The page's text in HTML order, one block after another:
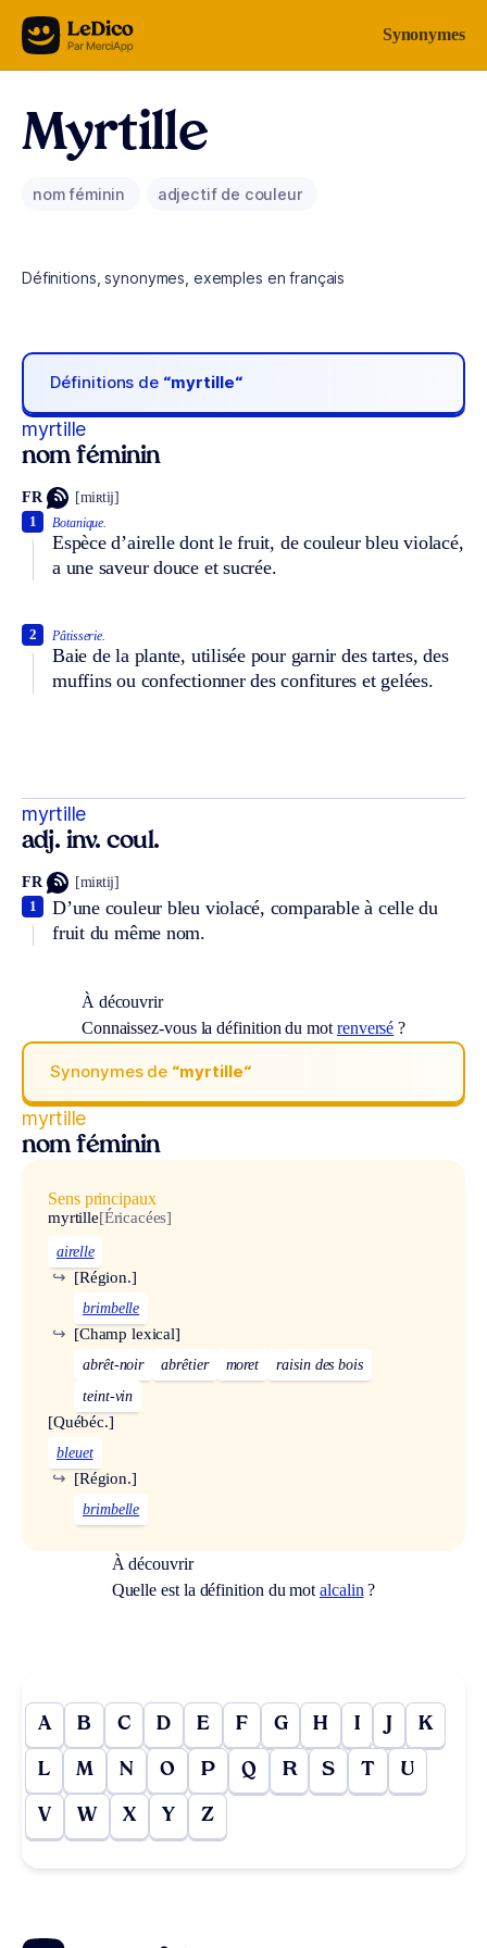
Aller au contenu Synonymes
Myrtille
nom féminin adjectif de couleur
Définitions, synonymes, exemples en français
Définitions de “myrtille“
myrtille
nom féminin
FR [miʀtij]
Botanique.
Espèce d’airelle dont le fruit, de couleur bleu violacé,
a une saveur douce et sucrée.
1
Pâtisserie.
Baie de la plante, utilisée pour garnir des tartes, des
muffins ou confectionner des confitures et gelées.
2
myrtille
adj. inv. coul.
FR [miʀtij]
D’une couleur bleu violacé, comparable à celle du
fruit du même nom.
1
À découvrir
Connaissez-vous la définition du mot renversé ?
Synonymes de “myrtille“
myrtille
nom féminin
Sens principaux
myrtille[Éricacées]
airelle
[Région.]
↪
brimbelle
[Champ lexical]
↪
abrêt-noir abrêtier moret
raisin des bois
teint-vin
[Québéc.]
bleuet
[Région.]
↪
brimbelle
À découvrir
Quelle est la définition du motalcalin ?
A B C D E F G H I J K
L M N O P Q R S T U
V W X Y Z